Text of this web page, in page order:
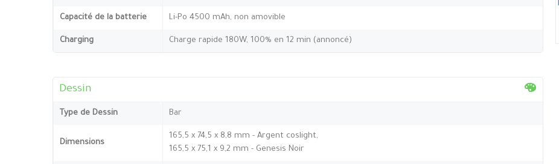
Capacité de la batterie Li-Po 4500 mAh, non amovible
Charging Charge rapide 180W, 100% en 12 min (annoncé)
Dessin
Type de Dessin Bar
Dimensions
165,5 x 74,5 x 8,8 mm - Argent coslight,
165,5 x 75,1 x 9,2 mm - Genesis Noir